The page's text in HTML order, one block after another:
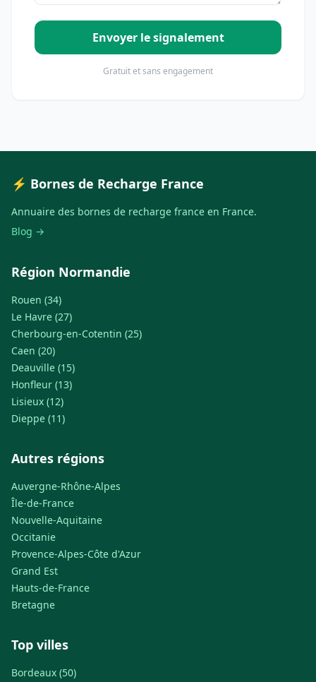
Envoyer le signalement
Gratuit et sans engagement
⚡ Bornes de Recharge France
Annuaire des bornes de recharge france en France.
Blog →
Région Normandie
Rouen (34)
Le Havre (27)
Cherbourg-en-Cotentin (25)
Caen (20)
Deauville (15)
Honfleur (13)
Lisieux (12)
Dieppe (11)
Autres régions
Auvergne-Rhône-Alpes
Île-de-France
Nouvelle-Aquitaine
Occitanie
Provence-Alpes-Côte d'Azur
Grand Est
Hauts-de-France
Bretagne
Top villes
Bordeaux (50)